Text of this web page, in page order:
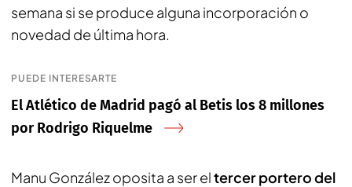
semana si se produce alguna incorporación o
novedad de última hora.
PUEDE INTERESARTE
El Atlético de Madrid pagó al Betis los 8 millones
por Rodrigo Riquelme
Manu González oposita a ser eltercer portero del